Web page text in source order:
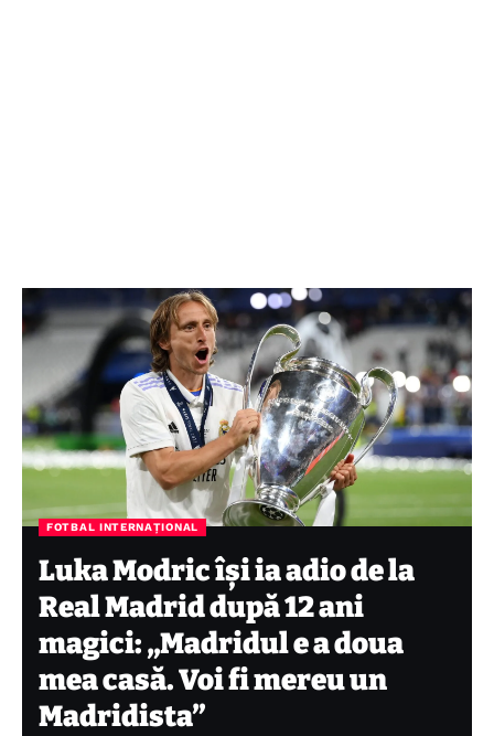
FOTBAL INTERNAȚIONAL
Luka Modric își ia adio de la
Real Madrid după 12 ani
magici: „Madridul e a doua
mea casă. Voi fi mereu un
Madridista”